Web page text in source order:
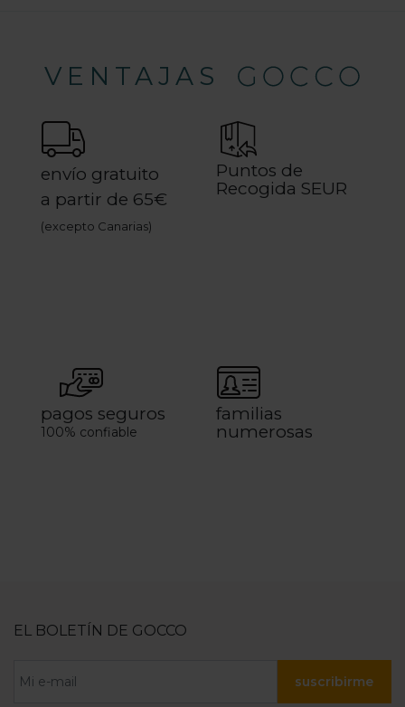
VENTAJAS
envío gratuito
a partir de 65€
(excepto Canarias)
Puntos de
Recogida SEUR
pagos seguros
100% confiable
familias
numerosas
EL BOLETÍN DE GOCCO
suscribirme